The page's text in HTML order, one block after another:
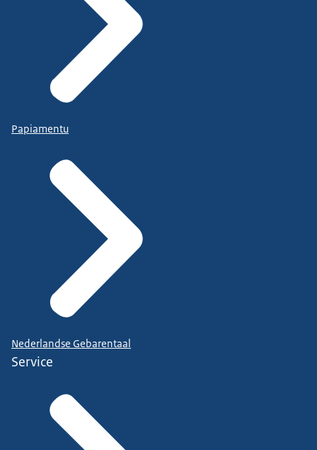
Papiamentu
Nederlandse Gebarentaal
Service